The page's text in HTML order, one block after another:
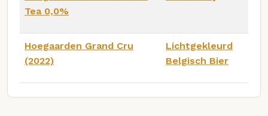
Tea 0,0%
Hoegaarden Grand Cru
(2022)
Lichtgekleurd
Belgisch Bier